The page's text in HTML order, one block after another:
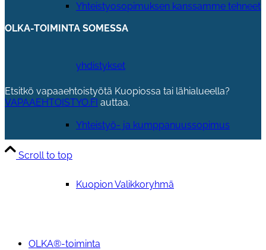
Yhteistyosopimuksen kanssamme tehneet
yhdistykset
Yhteistyö- ja kumppanuussopimus
Kuopion Valikkoryhmä
OLKA®-toiminta
OLKA-TOIMINTA SOMESSA
Etsitkö vapaaehtoistyötä Kuopiossa tai lähialueella?
VAPAAEHTOISTYO.FI auttaa.
Scroll to top